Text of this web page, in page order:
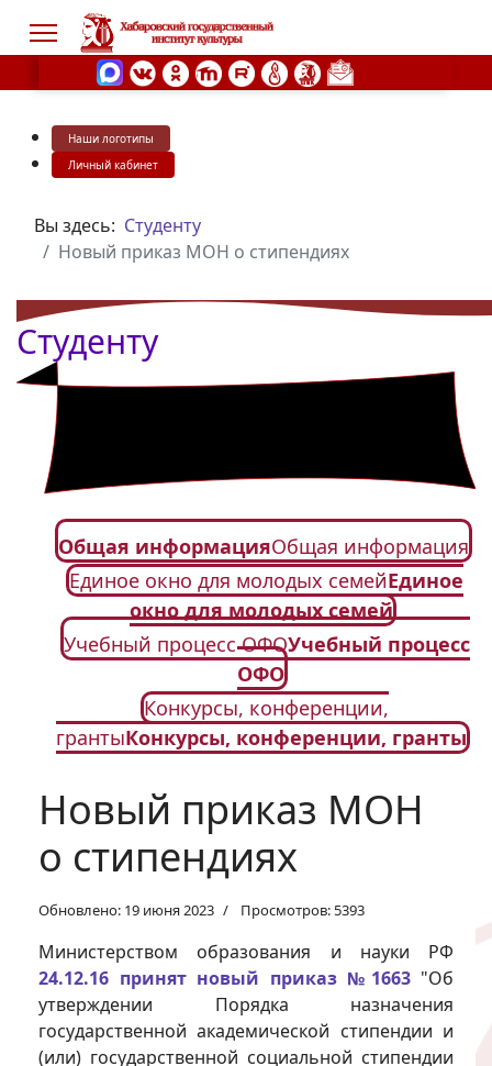
Наши логотипы
Личный кабинет
Вы здесь: Студенту
Новый приказ МОН о стипендиях
Студенту
Общая информацияОбщая информация
Единое окно для молодых семейЕдиное
окно для молодых семей
Учебный процесс ОФОУчебный процесс
ОФО
Конкурсы, конференции,
грантыКонкурсы, конференции, гранты
Новый приказ МОН
о стипендиях
Обновлено: 19 июня 2023 Просмотров: 5393
Министерством образования и науки РФ
24.12.16 принят новый приказ №1663"Об
утверждении Порядка назначения
государственной академической стипендии и
(или) государственной социальной стипендии